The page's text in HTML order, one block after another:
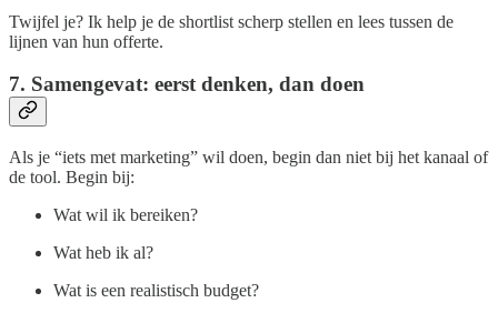
Twijfel je? Ik help je de shortlist scherp stellen en lees tussen de
lijnen van hun offerte.
7. Samengevat: eerst denken, dan doen
Als je “iets met marketing” wil doen, begin dan niet bij het kanaal of
de tool. Begin bij:
Wat wil ik bereiken?
Wat heb ik al?
Wat is een realistisch budget?